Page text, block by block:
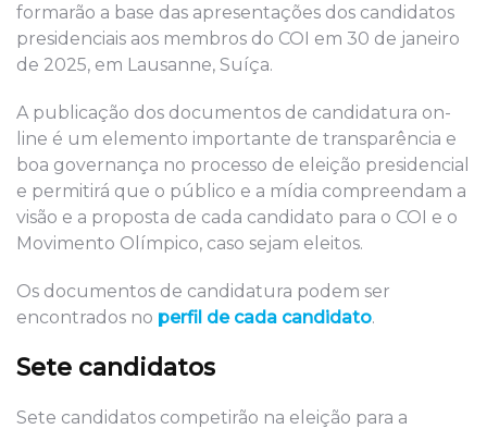
formarão a base das apresentações dos candidatos
presidenciais aos membros do COI em 30 de janeiro
de 2025, em Lausanne, Suíça.
A publicação dos documentos de candidatura on-
line é um elemento importante de transparência e
boa governança no processo de eleição presidencial
e permitirá que o público e a mídia compreendam a
visão e a proposta de cada candidato para o COI e o
Movimento Olímpico, caso sejam eleitos.
Os documentos de candidatura podem ser
encontrados no perfil de cada candidato.
Sete candidatos
Sete candidatos competirão na eleição para a